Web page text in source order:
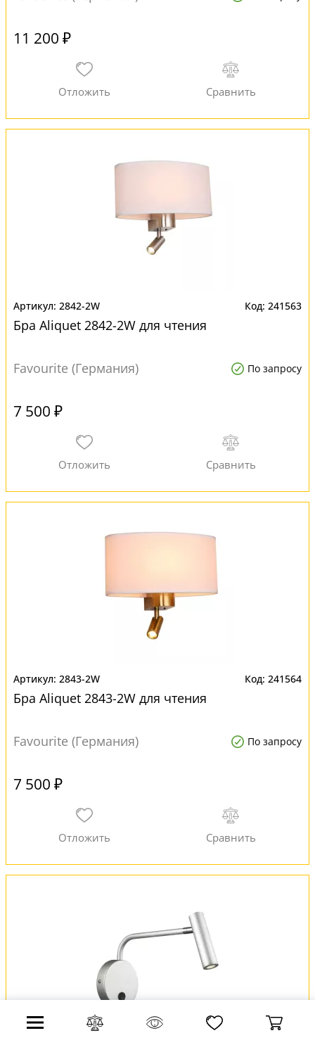
11 200 ₽
2842-2W 241563
Бра Aliquet 2842-2W для чтения
Favourite (Германия) По запросу
7 500 ₽
2843-2W 241564
Бра Aliquet 2843-2W для чтения
Favourite (Германия) По запросу
7 500 ₽